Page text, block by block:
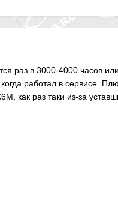
раз в 3000-4000 часов
работал в сервисе.
как раз таки из-за